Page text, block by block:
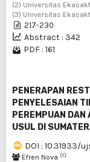
(2) Universitas
(3) Universitas
217-230
Abstract : 342
PDF : 161
PENERAPAN
PENYELESAIAN
PEREMPUAN
USUL DI
DOI : 10.31933/
Efren Nova (1)